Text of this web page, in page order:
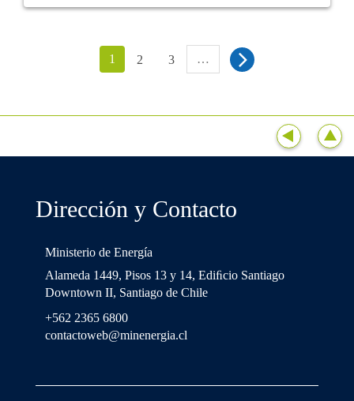
1 2 3 …
Dirección y Contacto
Ministerio de Energía
Alameda 1449, Pisos 13 y 14, Ediﬁcio Santiago
Downtown II, Santiago de Chile
+562 2365 6800
contactoweb@minenergia.cl